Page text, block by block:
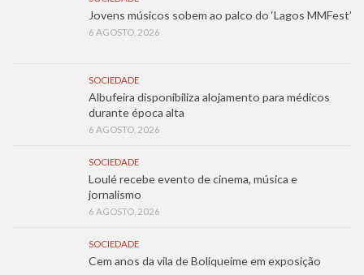
Jovens músicos sobem ao palco do ‘Lagos MMFest’
6 AGOSTO, 2026
SOCIEDADE
Albufeira disponibiliza alojamento para médicos
durante época alta
6 AGOSTO, 2026
SOCIEDADE
Loulé recebe evento de cinema, música e
jornalismo
6 AGOSTO, 2026
SOCIEDADE
Cem anos da vila de Boliqueime em exposição